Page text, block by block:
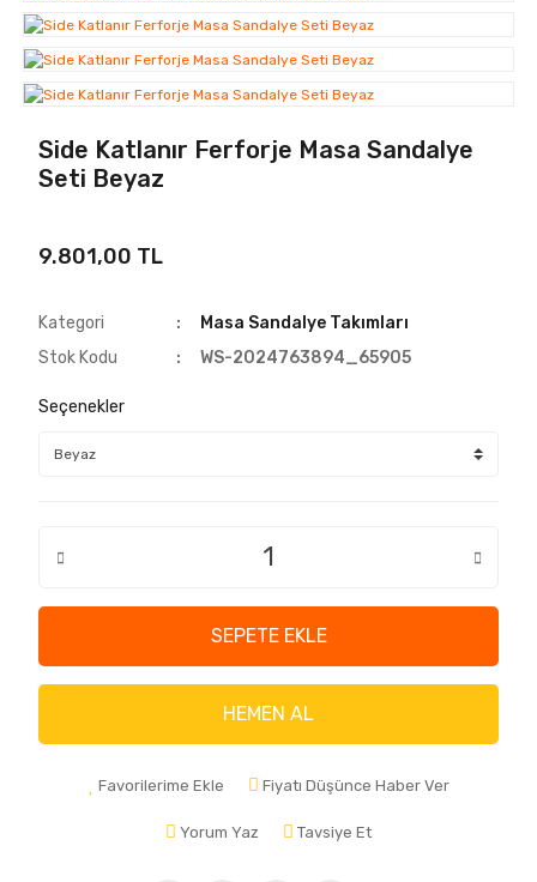
Side Katlanır Ferforje Masa Sandalye
Seti Beyaz
9.801,00 TL
Kategori
Masa Sandalye Takımları
Stok Kodu
WS-2024763894_65905
Seçenekler
SEPETE EKLE
HEMEN AL
Favorilerime Ekle Fiyatı Düşünce Haber Ver
Yorum Yaz Tavsiye Et